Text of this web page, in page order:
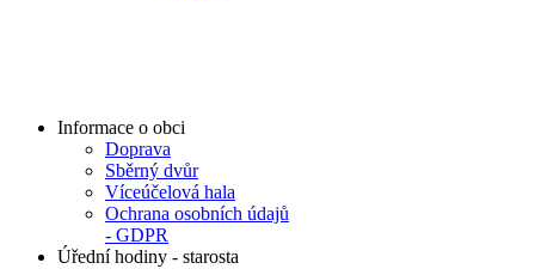
Informace o obci
Doprava
Sběrný dvůr
Víceúčelová hala
Ochrana osobních údajů
- GDPR
Úřední hodiny - starosta